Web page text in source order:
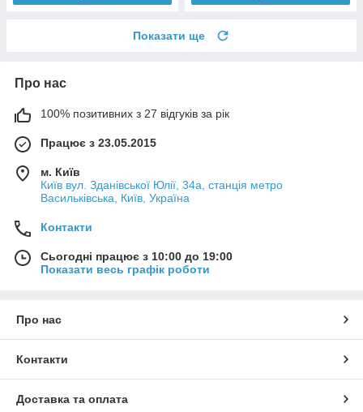
Показати ще
Про нас
100% позитивних з 27 відгуків за рік
Працює з 23.05.2015
м. Київ
Київ вул. Зданівської Юлії, 34а, станція метро
Васильківська, Київ, Україна
Контакти
Сьогодні працює з 10:00 до 19:00
Показати весь графік роботи
Про нас
Контакти
Доставка та оплата